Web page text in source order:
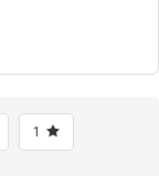
Bi côn
1